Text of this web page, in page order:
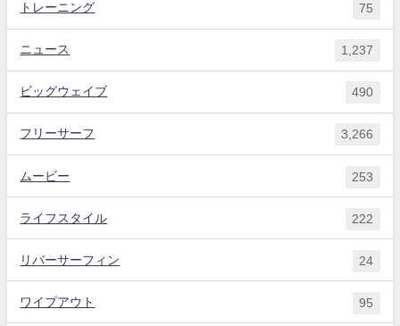
トレーニング 75
ニュース 1,237
ビッグウェイブ 490
フリーサーフ 3,266
ムービー 253
ライフスタイル 222
リバーサーフィン 24
ワイプアウト 95